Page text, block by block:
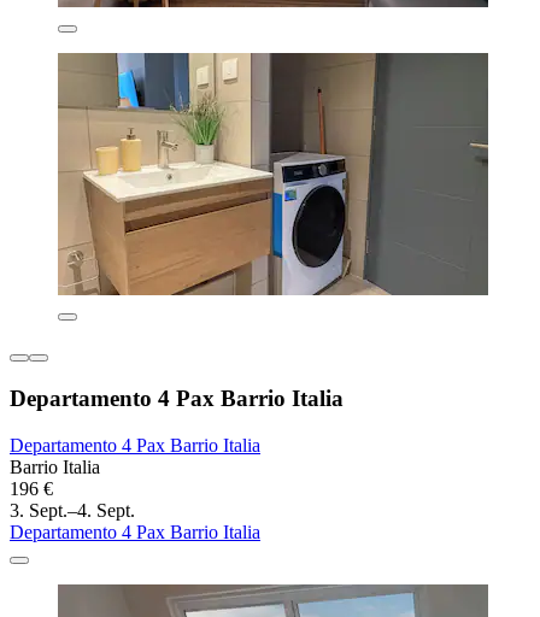
Departamento 4 Pax Barrio Italia
Departamento 4 Pax Barrio Italia
Barrio Italia
196 €
3. Sept.–4. Sept.
Departamento 4 Pax Barrio Italia